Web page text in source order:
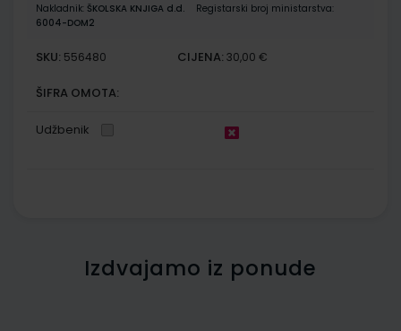
Nakladnik: ŠKOLSKA KNJIGA d.d.
Registarski broj ministarstva:
6004-DOM2
SKU: 556480 CIJENA: 30,00 €
ŠIFRA OMOTA:
Udžbenik
Izdvajamo iz ponude